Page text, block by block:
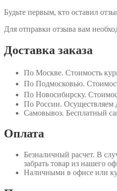
Будьте первым, кто оставил
Для отправки отзыва вам
Доставка заказа
По Москве. Стоимость
По Подмосковью.
По Новосибирску.
По России. Осуществляем
Самовывоз. Бесплатный
Оплата
Безналичный расчет. В
забрать товар из нашего
Наличными в офисе или